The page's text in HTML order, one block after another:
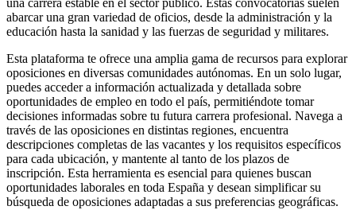
una carrera estable en el sector público. Estas convocatorias suelen
abarcar una gran variedad de oficios, desde la administración y la
educación hasta la sanidad y las fuerzas de seguridad y militares.
Esta plataforma te ofrece una amplia gama de recursos para explorar
oposiciones en diversas comunidades autónomas. En un solo lugar,
puedes acceder a información actualizada y detallada sobre
oportunidades de empleo en todo el país, permitiéndote tomar
decisiones informadas sobre tu futura carrera profesional. Navega a
través de las oposiciones en distintas regiones, encuentra
descripciones completas de las vacantes y los requisitos específicos
para cada ubicación, y mantente al tanto de los plazos de
inscripción. Esta herramienta es esencial para quienes buscan
oportunidades laborales en toda España y desean simplificar su
búsqueda de oposiciones adaptadas a sus preferencias geográficas.